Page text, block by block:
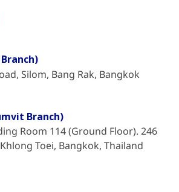
Silom, Bang Rak, Bangkok
Branch)
Room 114 (Ground Floor). 246
Toei, Bangkok, Thailand